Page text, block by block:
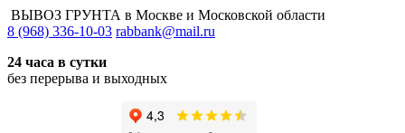
ВЫВОЗ ГРУНТА в Москве и Московской области
8 (968) 336-10-03 rabbank@mail.ru
24 часа в сутки
без перерыва и выходных